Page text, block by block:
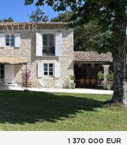
1 370 000 EUR